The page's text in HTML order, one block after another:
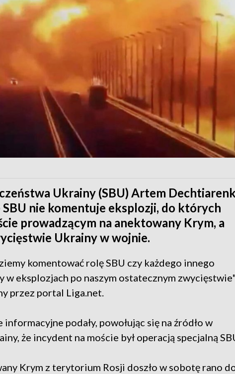
Ukrainy (SBU) Artem
SBU nie komentuje eksplozji, do których
prowadzącym na anektowany Krym, a
Ukrainy w wojnie.
komentować rolę SBU czy każdego innego
w eksplozjach po naszym ostatecznym
przez portal Liga.net.
podały, powołując się na źródło w
że incydent na moście był operacją specjalną
Krym z terytorium Rosji doszło w sobotę rano